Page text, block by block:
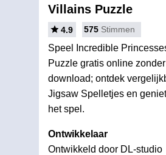
Villains Puzzle
4.9 575 Stimmen
Speel Incredible
Puzzle gratis online
download; ontdek
Jigsaw Spelletjes en
het spel.
Ontwikkelaar
Ontwikkeld door DL-studio